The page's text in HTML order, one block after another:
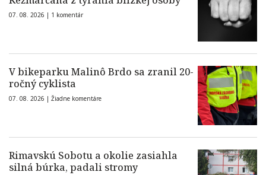
07. 08. 2026 | 1 komentár
V bikeparku Malinô Brdo sa zranil 20-
ročný cyklista
07. 08. 2026 | Žiadne komentáre
Rimavskú Sobotu a okolie zasiahla
silná búrka, padali stromy